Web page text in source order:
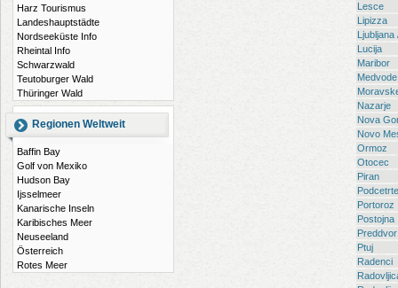
Harz Tourismus
Landeshauptstädte
Nordseeküste Info
Rheintal Info
Schwarzwald
Teutoburger Wald
Thüringer Wald
Regionen Weltweit
Baffin Bay
Golf von Mexiko
Hudson Bay
Ijsselmeer
Kanarische Inseln
Karibisches Meer
Neuseeland
Österreich
Rotes Meer
Lesce
Lipizza
Lucija
Maribor
Medvode
Nazarje
Nova
Novo
Ormoz
Otocec
Piran
Portoroz
Postojna
Preddvor
Ptuj
Radenci